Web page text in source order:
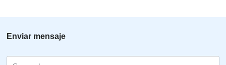
Enviar mensaje